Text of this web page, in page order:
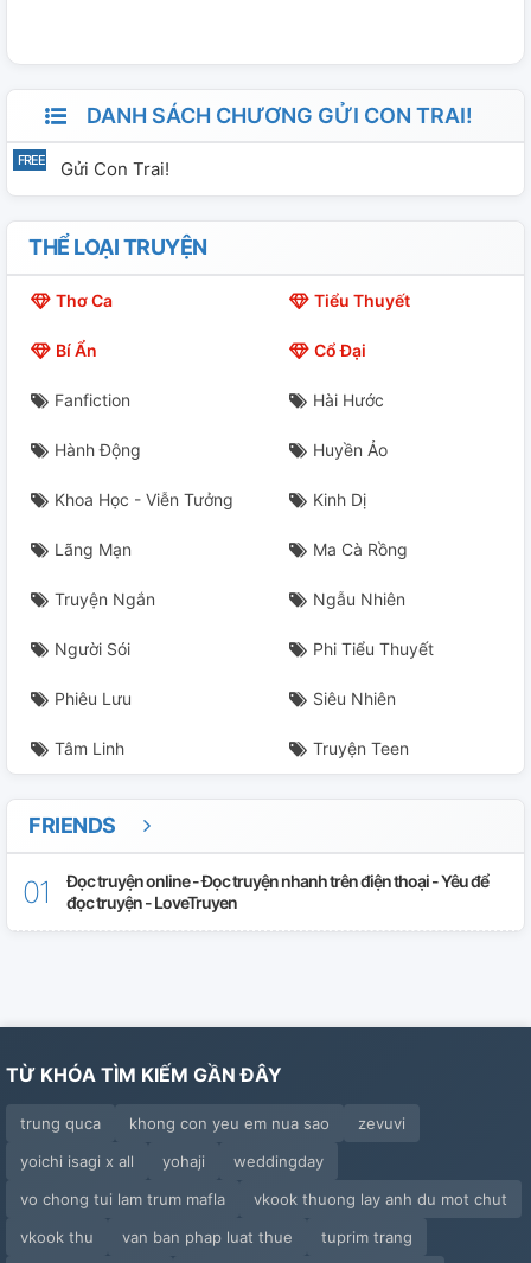
DANH SÁCH CHƯƠNG GỬI CON TRAI!
Gửi Con Trai!
THỂ LOẠI TRUYỆN
Thơ Ca Tiểu Thuyết
Bí Ẩn Cổ Đại
Fanfiction Hài Hước
Hành Động Huyền Ảo
Khoa Học - Viễn Tưởng Kinh Dị
Lãng Mạn Ma Cà Rồng
Truyện Ngắn Ngẫu Nhiên
Người Sói Phi Tiểu Thuyết
Phiêu Lưu Siêu Nhiên
Tâm Linh Truyện Teen
FRIENDS
Đọc truyện online - Đọc truyện nhanh trên điện thoại - Yêu để
đọc truyện - LoveTruyen
TỪ KHÓA TÌM KIẾM GẦN ĐÂY
trung quca khong con yeu em nua sao
zevuvi
yoichi isagi x all
yohaji
weddingday
vo chong tui lam trum mafla
vkook thuong lay anh du mot chut
vkook thu
van ban phap luat thue tuprim trang